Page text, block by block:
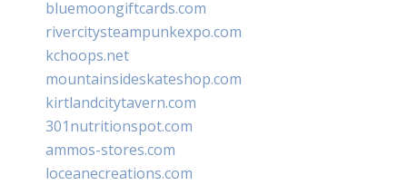
bluemoongiftcards.com
rivercitysteampunkexpo.com
kchoops.net
mountainsideskateshop.com
kirtlandcitytavern.com
301nutritionspot.com
ammos-stores.com
loceanecreations.com